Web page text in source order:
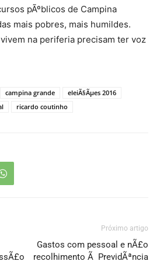
pÃºblicos de Campina
mais pobres, mais humildes.
na periferia precisam ter voz
campina grande
eleiÃ§Ãµes 2016
ricardo coutinho
Próximo artigo
Gastos com pessoal e nÃ£o
recolhimento Ã PrevidÃªncia